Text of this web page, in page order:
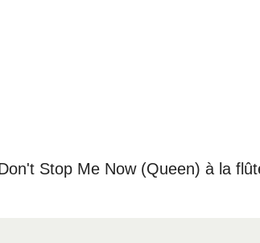
Stop Me Now (Queen) à la